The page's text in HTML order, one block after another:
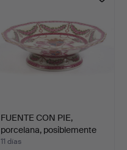
FUENTE CON PIE,
porcelana, posiblemente
Sa…
11 días